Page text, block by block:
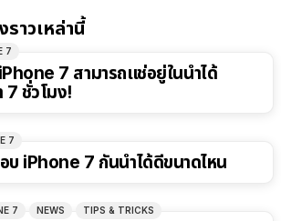
าวเหล่านี้
7
7 สามารถแช่อยู่ในน้ำได้
7 ชั่วโมง!
7
บ iPhone 7 กันน้ำได้ดีขนาดไหน
7 NEWS TIPS & TRICKS